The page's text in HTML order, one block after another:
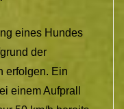
eines Hundes
der
erfolgen. Ein
einem Aufprall